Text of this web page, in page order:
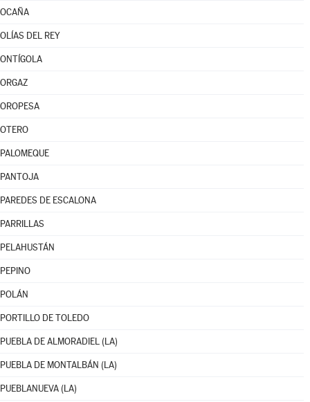
OCAÑA
OLÍAS DEL REY
ONTÍGOLA
ORGAZ
OROPESA
OTERO
PALOMEQUE
PANTOJA
PAREDES DE ESCALONA
PARRILLAS
PELAHUSTÁN
PEPINO
POLÁN
PORTILLO DE TOLEDO
PUEBLA DE ALMORADIEL (LA)
PUEBLA DE MONTALBÁN (LA)
PUEBLANUEVA (LA)